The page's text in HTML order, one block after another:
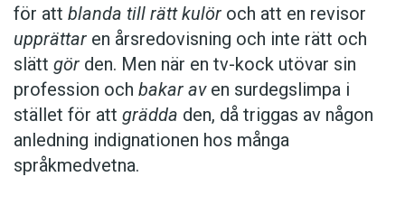
för att blanda till rätt kulör och att en revisor
upprättar en årsredovisning och inte rätt och
slätt gör den. Men när en tv-kock utövar sin
profession och bakar aven surdegslimpa i
stället för att grädda den, då triggas av någon
anledning indignationen hos många
språkmedvetna.